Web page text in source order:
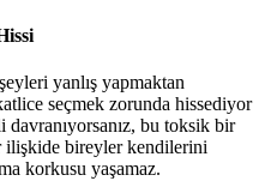
yanlış yapmaktan
seçmek zorunda hissediyor
bu toksik bir
ilişkide bireyler kendilerini
korkusu yaşamaz.